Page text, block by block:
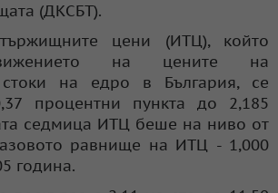
(ДКСБТ).
цени (ИТЦ), който
на цените на
стоки на едро в България, се
процентни пункта до 2,185
седмица ИТЦ беше на ниво от
равнище на ИТЦ - 1,000
година.